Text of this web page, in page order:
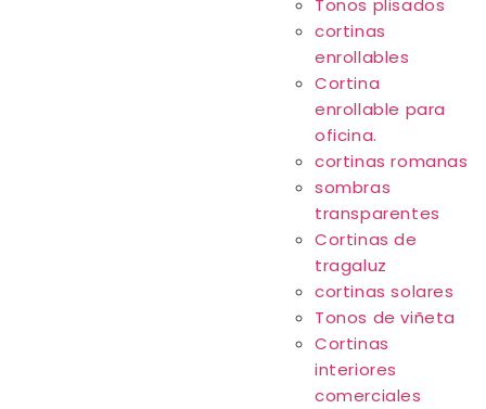
Tonos plisados
cortinas
enrollables
Cortina
enrollable para
oficina.
cortinas romanas
sombras
transparentes
Cortinas de
tragaluz
cortinas solares
Tonos de viñeta
Cortinas
interiores
comerciales